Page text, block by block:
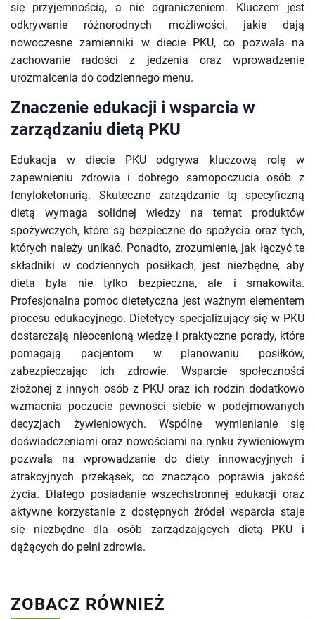
się przyjemnością, a nie ograniczeniem. Kluczem jest
odkrywanie różnorodnych możliwości, jakie dają
nowoczesne zamienniki w diecie PKU, co pozwala na
zachowanie radości z jedzenia oraz wprowadzenie
urozmaicenia do codziennego menu.
Znaczenie edukacji i wsparcia w
zarządzaniu dietą PKU
Edukacja w diecie PKU odgrywa kluczową rolę w
zapewnieniu zdrowia i dobrego samopoczucia osób z
fenyloketonurią. Skuteczne zarządzanie tą specyficzną
dietą wymaga solidnej wiedzy na temat produktów
spożywczych, które są bezpieczne do spożycia oraz tych,
których należy unikać. Ponadto, zrozumienie, jak łączyć te
składniki w codziennych posiłkach, jest niezbędne, aby
dieta była nie tylko bezpieczna, ale i smakowita.
Profesjonalna pomoc dietetyczna jest ważnym elementem
procesu edukacyjnego. Dietetycy specjalizujący się w PKU
dostarczają nieocenioną wiedzę i praktyczne porady, które
pomagają pacjentom w planowaniu posiłków,
zabezpieczając ich zdrowie. Wsparcie społeczności
złożonej z innych osób z PKU oraz ich rodzin dodatkowo
wzmacnia poczucie pewności siebie w podejmowanych
decyzjach żywieniowych. Wspólne wymienianie się
doświadczeniami oraz nowościami na rynku żywieniowym
pozwala na wprowadzanie do diety innowacyjnych i
atrakcyjnych przekąsek, co znacząco poprawia jakość
życia. Dlatego posiadanie wszechstronnej edukacji oraz
aktywne korzystanie z dostępnych źródeł wsparcia staje
się niezbędne dla osób zarządzających dietą PKU i
dążących do pełni zdrowia.
ZOBACZ RÓWNIEŻ